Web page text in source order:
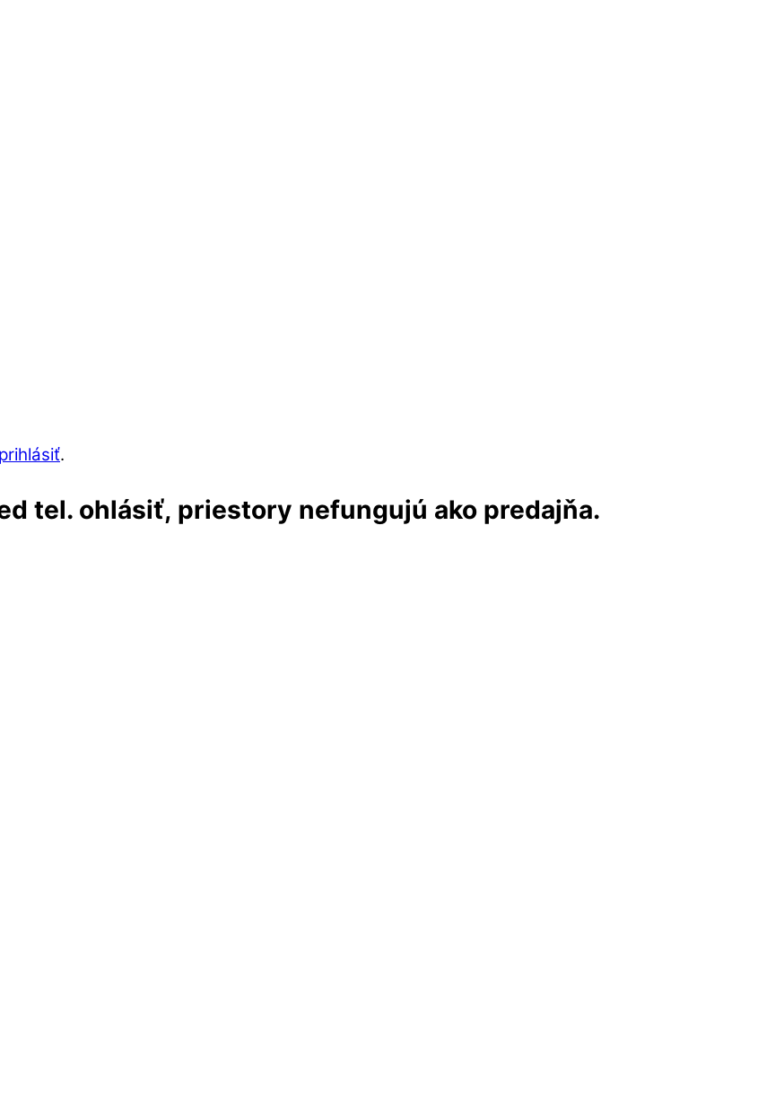
prihlásiť.
tel. ohlásiť, priestory nefungujú ako predajňa.